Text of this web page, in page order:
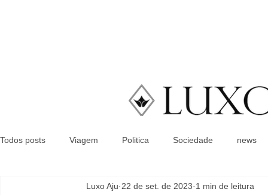
Todos posts Viagem Politica Sociedade news
Luxo Aju 22 de set. de 2023 1 min de leitura